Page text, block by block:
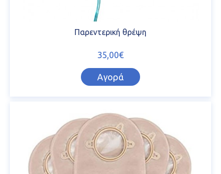
Παρεντερική θρέψη
35,00€
Αγορά